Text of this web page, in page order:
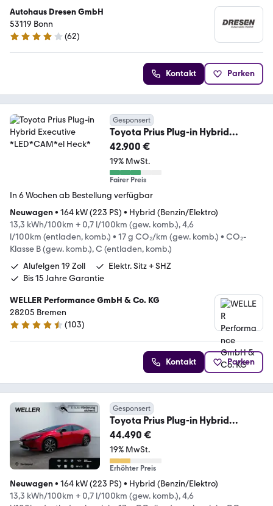
Autohaus Dresen GmbH
53119 Bonn
4.2 Sterne
(62)
Kontakt Parken
Gesponsert
Toyota Prius Plug-in Hybrid
Executive *LED*CAM*el Heck*
42.900 €
19% MwSt.
Fairer Preis
In 6 Wochen ab Bestellung verfügbar
Neuwagen• 164 kW (223 PS) • Hybrid (Benzin/Elektro)
13,3 kWh/100km + 0,7 l/100km (gew. komb.), 4,6
l/100km (entladen, komb.) • 17 g CO₂/km (gew. komb.) • CO₂-
Klasse B (gew. komb.), C (entladen, komb.)
Alufelgen 19 Zoll
Elektr. Sitz + SHZ
Bis 15 Jahre Garantie
WELLER Performance GmbH & Co. KG
28205 Bremen
4.3 Sterne
(103)
Kontakt Parken
Gesponsert
Toyota Prius Plug-in Hybrid
Executive *LED*CarPlay*CAM*
44.490 €
19% MwSt.
Erhöhter Preis
Neuwagen• 164 kW (223 PS) • Hybrid (Benzin/Elektro)
13,3 kWh/100km + 0,7 l/100km (gew. komb.), 4,6